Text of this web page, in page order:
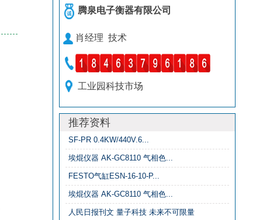
腾泉电子衡器有限公司
肖经理 技术
工业园科技市场
推荐资料
SF-PR 0.4KW/440V.6...
埃焜仪器 AK-GC8110 气相色...
FESTO气缸ESN-16-10-P...
埃焜仪器 AK-GC8110 气相色...
人民日报刊文 量子科技 未来不可限量